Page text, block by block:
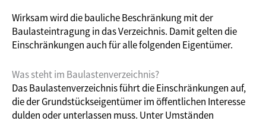
Wirksam wird die bauliche Beschränkung mit der
Baulasteintragung in das Verzeichnis. Damit gelten die
Einschränkungen auch für alle folgenden Eigentümer.
Was steht im Baulastenverzeichnis?
Das Baulastenverzeichnis führt die Einschränkungen auf,
die der Grundstückseigentümer im öffentlichen Interesse
dulden oder unterlassen muss. Unter Umständen